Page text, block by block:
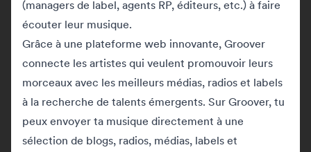
(managers de label, agents RP, éditeurs, etc.) à faire
écouter leur musique.
Grâce à une plateforme web innovante, Groover
connecte les artistes qui veulent promouvoir leurs
morceaux avec les meilleurs médias, radios et labels
à la recherche de talents émergents. Sur Groover, tu
peux envoyer ta musique directement à une
sélection de blogs, radios, médias, labels et